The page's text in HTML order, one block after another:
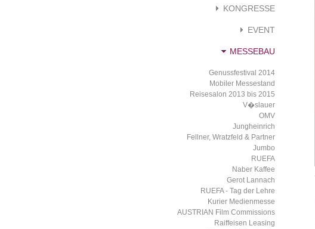
KONGRESSE
EVENT
MESSEBAU
Genussfestival 2014
Mobiler Messestand
Reisesalon 2013 bis 2015
V�slauer
OMV
Jungheinrich
Fellner, Wratzfeld & Partner
Jumbo
RUEFA
Naber Kaffee
Gerot Lannach
RUEFA - Tag der Lehre
Kurier Medienmesse
AUSTRIAN Film Commissions
Raiffeisen Leasing